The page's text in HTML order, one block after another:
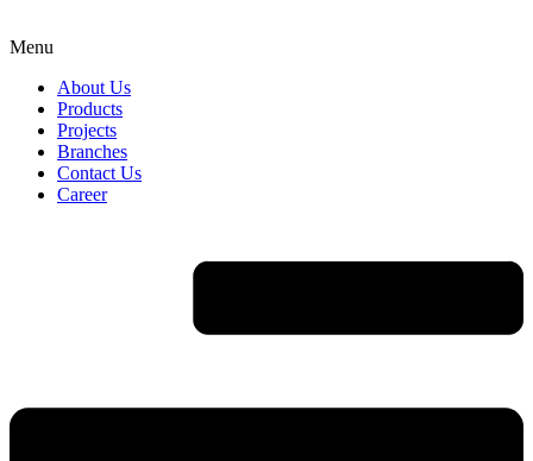
Menu
About Us
Products
Projects
Branches
Contact Us
Career